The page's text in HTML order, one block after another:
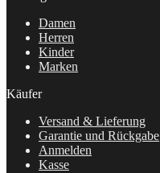
Damen
Herren
Kinder
Marken
Käufer
Versand & Lieferung
Garantie und Rückgabe
Anmelden
Kasse